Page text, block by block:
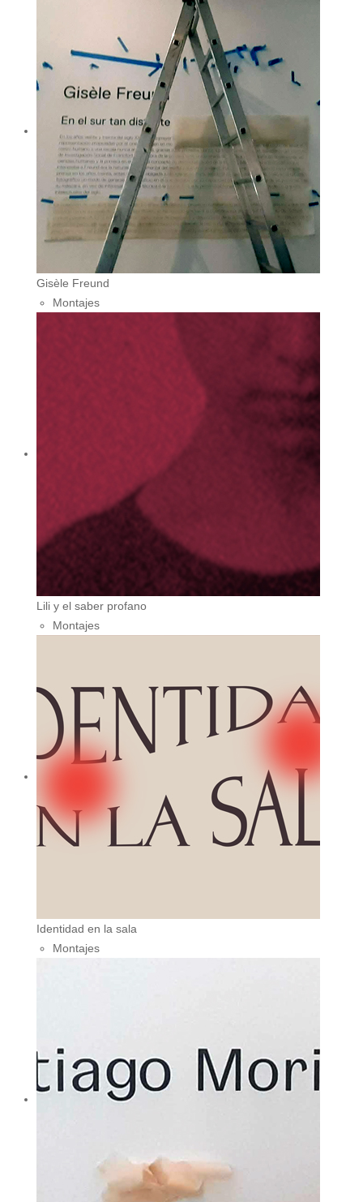
Gisèle Freund
Montajes
Lili y el saber profano
Montajes
Identidad en la sala
Montajes